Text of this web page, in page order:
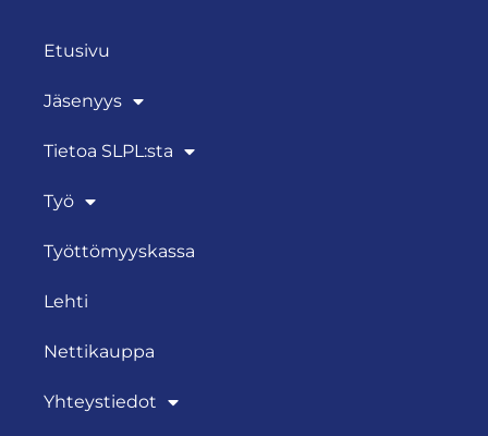
Etusivu
Jäsenyys
Tietoa SLPL:sta
Työ
Työttömyyskassa
Lehti
Nettikauppa
Yhteystiedot